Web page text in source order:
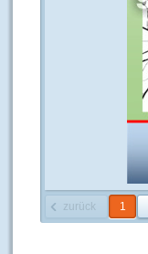
zurück 1